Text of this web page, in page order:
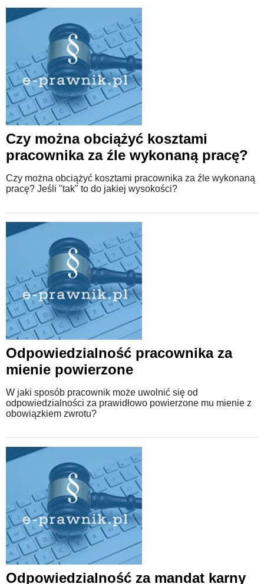
Czy można obciążyć kosztami
pracownika za źle wykonaną pracę?
Czy można obciążyć kosztami pracownika za źle wykonaną
pracę? Jeśli "tak" to do jakiej wysokości?
Odpowiedzialność pracownika za
mienie powierzone
W jaki sposób pracownik może uwolnić się od
odpowiedzialności za prawidłowo powierzone mu mienie z
obowiązkiem zwrotu?
Odpowiedzialność za mandat karny